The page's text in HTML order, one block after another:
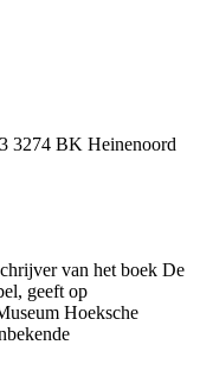
3274 BK Heinenoord
van het boek De
geeft op
Hoeksche